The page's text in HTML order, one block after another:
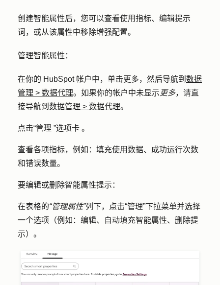
创建智能属性后，您可以查看使用指标、编辑提示
词，或从该属性中移除增强配置。
管理智能属性：
在你的 HubSpot 帐户中，单击更多，然后导航到 数据
管理 > 数据代理。如果你的帐户中未显示 更多，请直
接导航到 数据管理 > 数据代理。
点击“管理 ”选项卡 。
查看各项指标，例如：填充使用数据、成功运行次数
和错误数量。
要编辑或删除智能属性提示：
在表格的“管理属性”列下，点击“管理”下拉菜单并选择
一个选项（例如：编辑、自动填充智能属性、删除提
示）。